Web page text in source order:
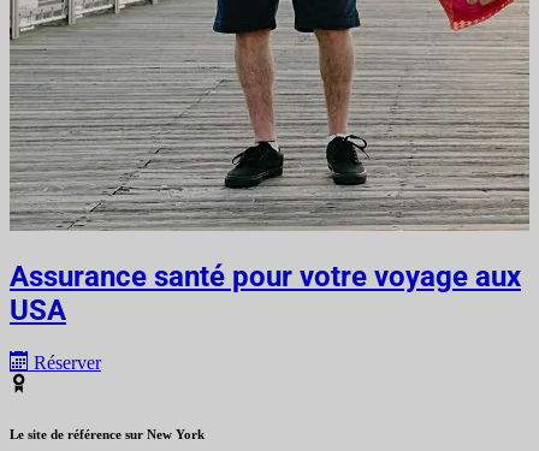
Assurance santé pour votre voyage aux
USA
Réserver
Le site de référence sur New York